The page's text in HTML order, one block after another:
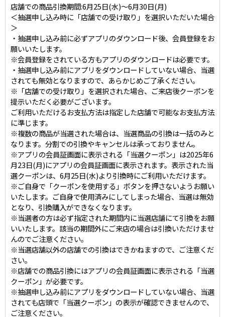
店舗での商品引換期間:6月25日(水)～6月30日(月)
＜抽選申し込み時に「店舗での受け取り」を選択いただいた場合
＞
・抽選申し込み前に必ずアプリのダウンロード後、会員登録をお
願いいたします。
※会員登録をされている方もアプリのダウンロードは必要です。
・抽選申し込み前にアプリをダウンロードしていない場合、当選
されても無効となりますので、あらかじめご了承ください。
※「店舗での受け取り」を選択された場合、ご来店後クーポンを
提示いただく必要がございます。
ご利用いただけるお支払方法は指定した店舗で可能なお支払方法
に準じます。
※複数の商品が当選された場合は、当選商品の引換は一括のみと
なります。分割での引換やキャンセルは承っておりません。
※アプリの会員証画面に表示される「当選クーポン」は2025年6
月23日(月)にアプリの会員証画面に表示されます。表示された当
選クーポンは、6月25日(水)より引換時にご利用いただけます。
※ご自身で「クーポンを使用する」ボタンを押さないようお願い
いたします。ご自身で使用済みにしてしまった場合、当選は無効
となり、引換購入ができなくなります。
※当選者の方は必ず指定された期間内に当選店舗にて引換をお願
いいたします。該当の期間外にご来店の場合は引換いただけませ
んのでご注意ください。
※当選店舗以外の店舗での引換はできかねますので、ご注意くだ
さい。
※店舗での商品引換にはアプリの会員証画面に表示される「当選
クーポン」が必要です。
※抽選申し込み前にアプリをダウンロードしていない場合、当選
されても店頭で「当選クーポン」の表示が確認できませんので、
ご注意ください。